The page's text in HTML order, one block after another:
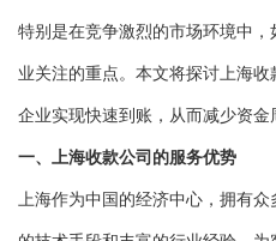
特别是在竞争激烈的市场环境中
业关注的重点。本文将探讨上海
企业实现快速到账，从而减少资金
一、上海收款公司的服务优势
上海作为中国的经济中心，拥有